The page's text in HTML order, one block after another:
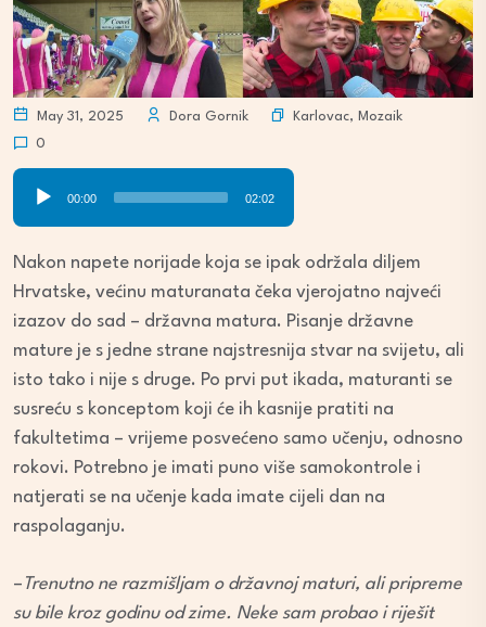
May 31, 2025 Dora Gornik Karlovac, Mozaik
0
00:00 02:02
Nakon napete norijade koja se ipak održala diljem
Hrvatske, većinu maturanata čeka vjerojatno najveći
izazov do sad – državna matura. Pisanje državne
mature je s jedne strane najstresnija stvar na svijetu, ali
isto tako i nije s druge. Po prvi put ikada, maturanti se
susreću s konceptom koji će ih kasnije pratiti na
fakultetima – vrijeme posvećeno samo učenju, odnosno
rokovi. Potrebno je imati puno više samokontrole i
natjerati se na učenje kada imate cijeli dan na
raspolaganju.
– Trenutno ne razmišljam o državnoj maturi, ali pripreme
su bile kroz godinu od zime. Neke sam probao i riješit